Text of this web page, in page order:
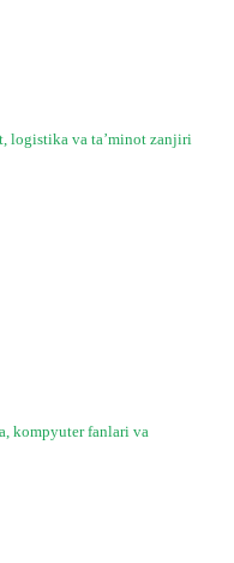
logistika va taʼminot zanjiri
kompyuter fanlari va